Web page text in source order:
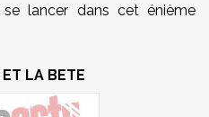
lancer dans cet énième
LA BETE